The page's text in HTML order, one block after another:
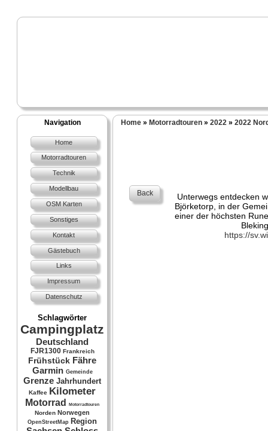
Navigation
Home
Motorradtouren
Technik
Modellbau
OSM Karten
Sonstiges
Kontakt
Gästebuch
Links
Impressum
Datenschutz
Schlagwörter
Campingplatz
Deutschland
FJR1300 Frankreich
Frühstück Fähre
Garmin Gemeinde
Grenze Jahrhundert
Kaffee Kilometer
Motorrad Motorradtouren
Norden Norwegen
OpenStreetMap Region
Home» Motorradtouren» 2022» 2022
Back
Unterwegs entdecken
Björketorp, in der
einer der höchsten
https://